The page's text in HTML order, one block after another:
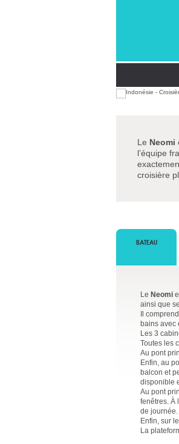
Le Neomi
l’équipe
croisière
BATEAU
Le Neomi
ainsi que
Il
bains avec
Les 3
Toutes les
Au pont
Enfin, au
balcon et
disponible
Au pont
fenêtres. À
de journée.
Enfin, sur
La